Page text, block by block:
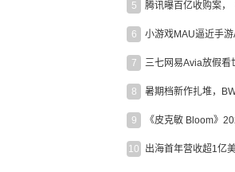
5
6 小游戏MAU逼近手游
7
8
9
10